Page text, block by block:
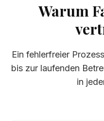
Warum
Ein fehlerfreier
bis zur laufenden
in